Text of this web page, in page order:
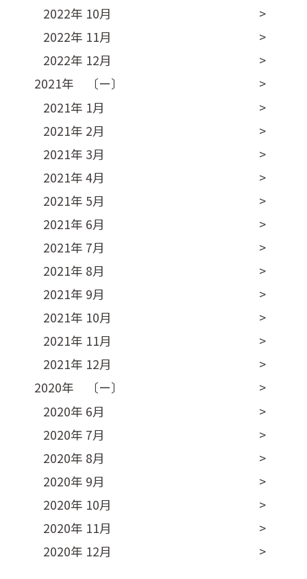
2022年 10月
2022年 11月
2022年 12月
2021年 〔ー〕
2021年 1月
2021年 2月
2021年 3月
2021年 4月
2021年 5月
2021年 6月
2021年 7月
2021年 8月
2021年 9月
2021年 10月
2021年 11月
2021年 12月
2020年 〔ー〕
2020年 6月
2020年 7月
2020年 8月
2020年 9月
2020年 10月
2020年 11月
2020年 12月